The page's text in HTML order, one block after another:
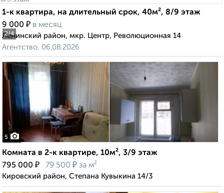
2/4
1-к квартира, на длительный срок, 40м², 8/9 этаж
9 000 ₽ в месяц
Ленинский район, мкр. Центр, Революционная 14
Агентство, 06.08.2026
5
Комната в 2-к квартире, 10м², 3/9 этаж
795 000 ₽ 79 500 ₽ за м²
Кировский район, Степана Кувыкина 14/3